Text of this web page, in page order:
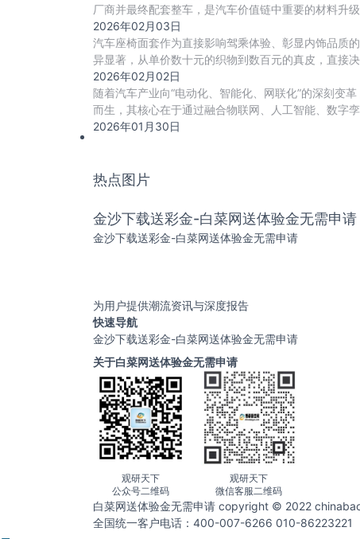
厂商并最终配套整车，是汽车价值链中重要的材料升
2026年02月03日
汽车座椅面套作为直接影响驾乘体验、彰显内饰品质
异显著，从单价数十元的织物到数百元的真皮，直接
2026年02月02日
随着汽车产业向“电动化、智能化、网联化”的深刻变
而生，其核心在于通过融合物联网、人工智能、数字
2026年01月30日
热点图片
金沙下载送彩金-白菜网送体验金无需申请
金沙下载送彩金-白菜网送体验金无需申请
为用户提供潮流资讯与深度报告
快速导航
金沙下载送彩金-白菜网送体验金无需申请
关于白菜网送体验金无需申请
观研天下
公众号二维码
观研天下
微信客服二维码
白菜网送体验金无需申请 copyright © 2022
全国统一客户电话：400-007-6266 010-86223221